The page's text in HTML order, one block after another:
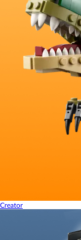
Creator